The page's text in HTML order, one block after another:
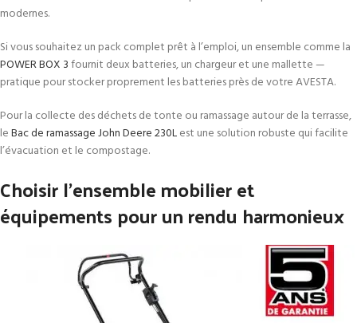
modernes.
Si vous souhaitez un pack complet prêt à l’emploi, un ensemble comme la
POWER BOX 3fournit deux batteries, un chargeur et une mallette —
pratique pour stocker proprement les batteries près de votre AVESTA.
Pour la collecte des déchets de tonte ou ramassage autour de la terrasse,
leBac de ramassage John Deere 230Lest une solution robuste qui facilite
l’évacuation et le compostage.
Choisir l’ensemble mobilier et
équipements pour un rendu harmonieux